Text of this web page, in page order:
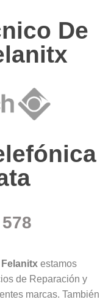
De
estamos
de Reparación y
marcas. También